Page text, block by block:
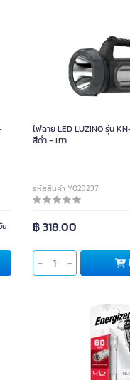
น
ไฟฉาย LED LUZINO รุ่น
สีดำ - เทา
รหัสสินค้า Y023237
฿ 318.00